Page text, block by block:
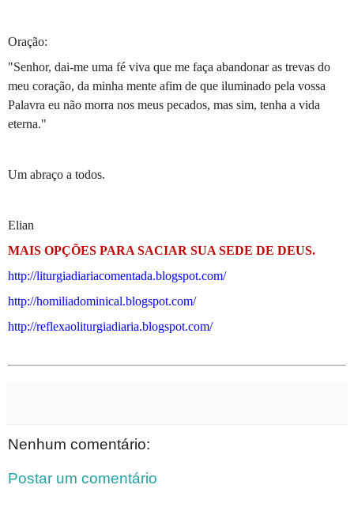
Oração:
"Senhor, dai-me uma fé viva que me faça abandonar as trevas do
meu coração, da minha mente afim de que iluminado pela vossa
Palavra eu não morra nos meus pecados, mas sim, tenha a vida
eterna."
Um abraço a todos.
Elian
MAIS OPÇÕES PARA SACIAR SUA SEDE DE DEUS.
http://liturgiadiariacomentada.blogspot.com/
http://homiliadominical.blogspot.com/
http://reflexaoliturgiadiaria.blogspot.com/
Nenhum comentário:
Postar um comentário